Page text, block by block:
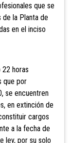
que se
la Planta de
en el inciso
horas
que por
se encuentren
en extinción de
cargos
a la fecha de
ley, por su solo